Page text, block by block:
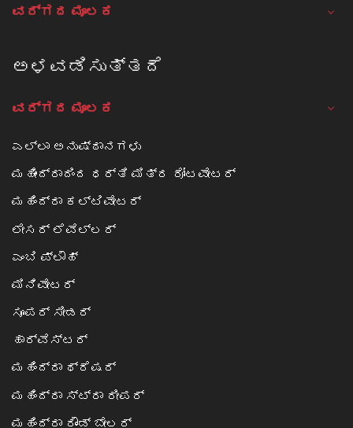
ವರ್ಗದ ಮೂಲಕ
ಅಳವಡಿಸುತ್ತದೆ
ವರ್ಗದ ಮೂಲಕ
ಎಲ್ಲಾ ಅನುಷ್ಠಾನಗಳು
ಮಹೀಂದ್ರಾದಿಂದ ಧರ್ತಿ ಮಿತ್ರ ರೋಟವೇಟರ್
ಮಹಿಂದ್ರಾ ಕಲ್ಟಿವೇಟರ್
ಲೇಸರ್ ಲೆವೆಲ್ಲರ್
ಎಂಬಿ ಪ್ಲೌಹ್
ಮಿನಿವೇಟರ್
ಸೂಪರ್ ಸೀಡರ್
ಹಾರ್ವೆಸ್ಟರ್
ಮಹಿಂದ್ರಾ ಥ್ರೆಷರ್
ಮಹಿಂದ್ರಾ ಸ್ಟ್ರಾ ರೀಪರ್
ಮಹಿಂದ್ರಾ ರೌಂಡ್ ಬೇಲರ್